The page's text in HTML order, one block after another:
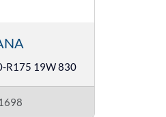
R175 19W 830